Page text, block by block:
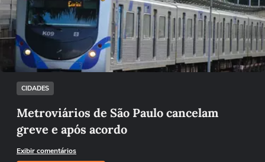
Não foi possível reproduzir o vídeo
Tentar novamente
CIDADES
Metroviários de São Paulo cancelam
greve e após acordo
Exibir comentários